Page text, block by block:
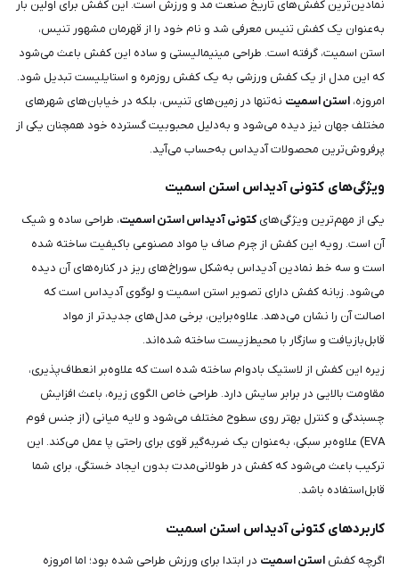
نمادین‌ترین کفش‌های تاریخ صنعت مد و ورزش است. این کفش برای اولین بار
به‌عنوان یک کفش تنیس معرفی شد و نام خود را از قهرمان مشهور تنیس،
استن اسمیت، گرفته است. طراحی مینیمالیستی و ساده این کفش باعث می‌شود
که این مدل از یک کفش ورزشی به یک کفش روزمره و استایلیست تبدیل شود.
امروزه، استن اسمیت نه‌تنها در زمین‌های تنیس، بلکه در خیابان‌های شهرهای
مختلف جهان نیز دیده می‌شود و به‌دلیل محبوبیت گسترده خود همچنان یکی از
پرفروش‌ترین محصولات آدیداس به‌حساب می‌آید.
ویژگی‌های کتونی آدیداس استن اسمیت
یکی از مهم‌ترین ویژگی‌هایکتونی آدیداس استن اسمیت، طراحی ساده و شیک
آن است. رویه این کفش از چرم صاف یا مواد مصنوعی باکیفیت ساخته شده
است و سه خط نمادین آدیداس به‌شکل سوراخ‌های ریز در کناره‌های آن دیده
می‌شود. زبانه کفش دارای تصویر استن اسمیت و لوگوی آدیداس است که
اصالت آن را نشان می‌دهد. علاوه‌براین، برخی مدل‌های جدیدتر از مواد
قابل‌بازیافت و سازگار با محیط‌زیست ساخته شده‌اند.
زیره این کفش از لاستیک بادوام ساخته شده است که علاوه‌بر انعطاف‌پذیری،
مقاومت بالایی در برابر سایش دارد. طراحی خاص الگوی زیره، باعث افزایش
چسبندگی و کنترل بهتر روی سطوح مختلف می‌شود و لایه میانی (از جنس فوم
EVA) علاوه‌بر سبکی، به‌عنوان یک ضربه‌گیر قوی برای راحتی پا عمل می‌کند. این
ترکیب باعث می‌شود که کفش در طولانی‌مدت بدون ایجاد خستگی، برای شما
قابل‌استفاده باشد.
کاربردهای کتونی آدیداس استن اسمیت
اگرچه کفش استن اسمیت در ابتدا برای ورزش طراحی شده بود؛ اما امروزه